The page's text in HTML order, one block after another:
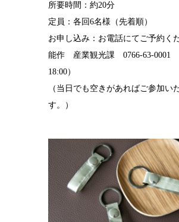
所要時間：約20分
定員：各回6名様（先着順）
お申し込み：お電話にてご予約く
能作 産業観光課 0766-63-0001
18:00）
（当日でも空きがあればご参加い
す。）